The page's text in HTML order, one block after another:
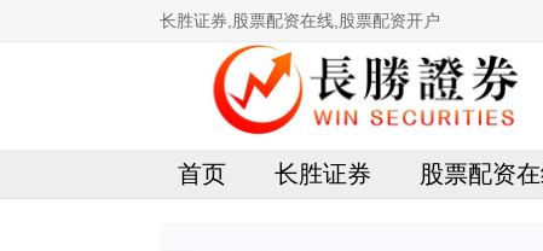
长胜证券,股票配资在线,股票配资开户
首页 长胜证券 股票配资